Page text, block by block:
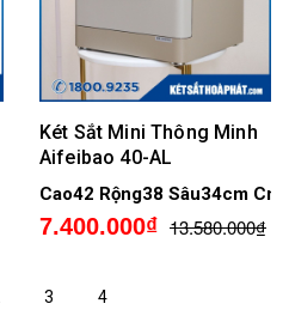
Két Sắt Mini Thông Minh
Aifeibao 40-AL
Cao42 Rộng38 Sâu34cm Cm
7.400.000₫ 13.580.000₫
3 4